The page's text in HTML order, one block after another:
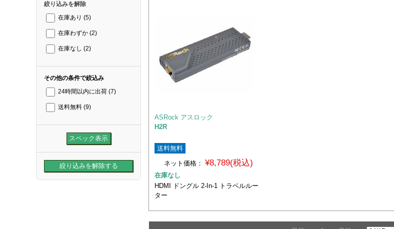
絞り込みを解除
在庫あり (5)
在庫わずか (2)
在庫なし (2)
その他の条件で絞込み
24時間以内に出荷 (7)
送料無料 (9)
ASRock アスロック
H2R
送料無料
ネット価格： ¥8,789(税込)
在庫なし
HDMI ドングル 2-In-1 トラベルルー
ター